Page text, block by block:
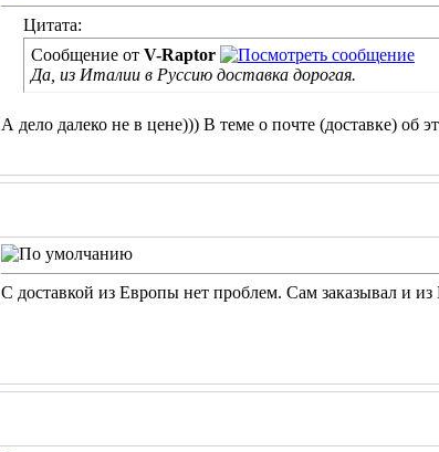
Цитата:
Сообщение от V-Raptor
Да, из Италии в Руссию доставка дорогая.
А дело далеко не в цене))) В теме о почте (доставке) об
С доставкой из Европы нет проблем. Сам заказывал и